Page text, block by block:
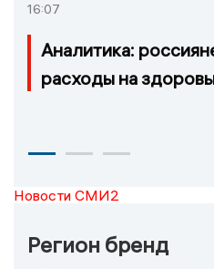
16:07
Аналитика:
расходы на
Новости СМИ2
Регион бренд